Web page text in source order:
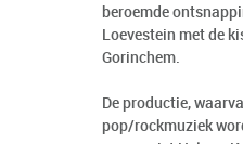
beroemde
Loevestein met de
Gorinchem.
De productie,
pop/rockmuziek